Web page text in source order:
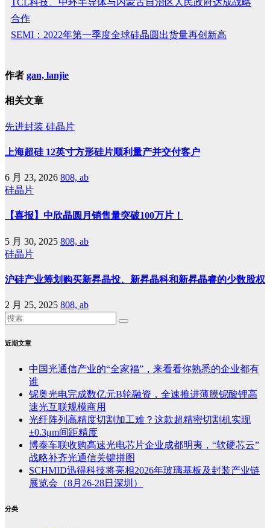
合作
SEMI：2022年第一季度全球硅晶圆出货量再创新高
作者 gan, lanjie
相关文章
先进封装 硅晶片
上海超硅 12英寸方形硅片顺利量产并交付客户
6 月 23, 2026 808, ab
硅晶片
【喜报】中欣晶圆月销售量突破100万片！
5 月 30, 2025 808, ab
硅晶片
沪硅产业筹划购买新昇晶投、新昇晶科和新昇晶睿的少数股权
2 月 25, 2025 808, ab
近期文章
中国光通信产业的“全家福”，来看看你熟悉的企业都有
谁
铌奥光电完成数亿元B轮融资，全速推进薄膜铌酸锂高
速光互联规模商用
光纤阵列高精度切割加工难？这款超精密切割机实现
±0.3μm间距精度
博泰车联收购高速光电芯片企业成都明夷，“软硬芯云”
战略补齐光通信关键拼图
SCHMID迅得科技将亮相2026年玻璃基板及封装产业链
展览会（8月26-28日深圳）
分类